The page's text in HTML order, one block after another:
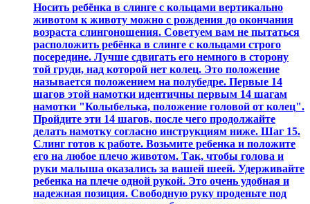
Носить ребёнка в слинге с кольцами вертикально
животом к животу можно с рождения до окончания
возраста слингоношения. Советуем вам не пытаться
расположить ребёнка в слинге с кольцами строго
посередине. Лучше сдвигать его немного в сторону
той груди, над которой нет колец. Это положение
называется положением на полубедре. Первые 14
шагов этой намотки идентичны первым 14 шагам
намотки "Колыбелька, положение головой от колец".
Пройдите эти 14 шагов, после чего продолжайте
делать намотку согласно инструкциям ниже. Шаг 15.
Слинг готов к работе. Возьмите ребенка и положите
его на любое плечо животом. Так, чтобы голова и
руки малыша оказались за вашей шеей. Удерживайте
ребенка на плече одной рукой. Это очень удобная и
надежная позиция. Свободную руку проденьте под